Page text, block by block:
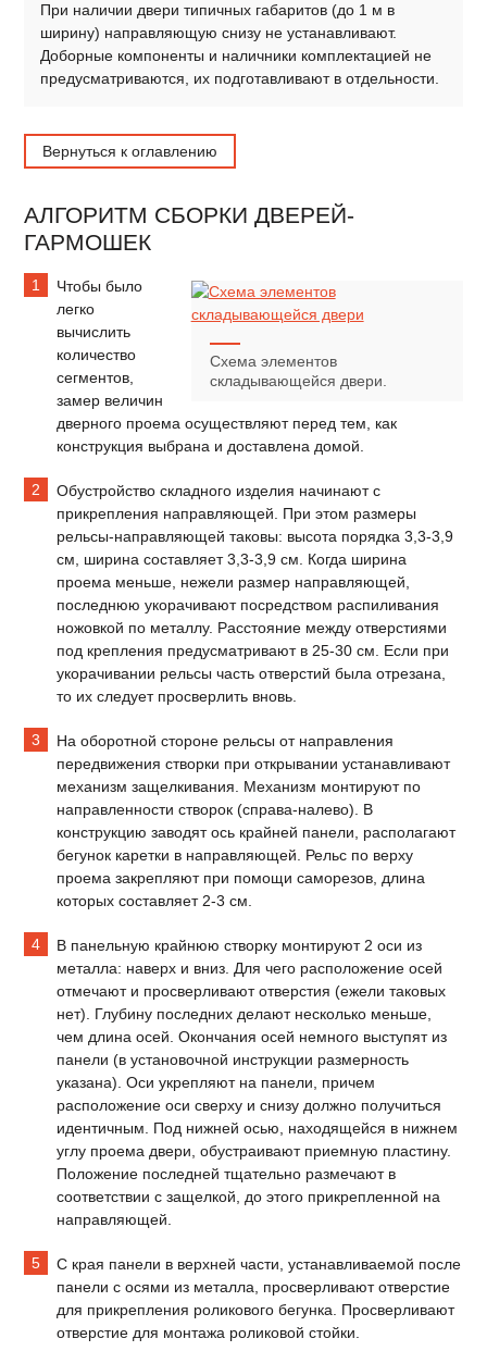
При наличии двери типичных габаритов (до 1 м в
ширину) направляющую снизу не устанавливают.
Доборные компоненты и наличники комплектацией не
предусматриваются, их подготавливают в отдельности.
Вернуться к оглавлению
АЛГОРИТМ СБОРКИ ДВЕРЕЙ-
ГАРМОШЕК
Схема элементов
складывающейся двери.
Чтобы было
легко
вычислить
количество
сегментов,
замер величин
дверного проема осуществляют перед тем, как
конструкция выбрана и доставлена домой.
Обустройство складного изделия начинают с
прикрепления направляющей. При этом размеры
рельсы-направляющей таковы: высота порядка 3,3-3,9
см, ширина составляет 3,3-3,9 см. Когда ширина
проема меньше, нежели размер направляющей,
последнюю укорачивают посредством распиливания
ножовкой по металлу. Расстояние между отверстиями
под крепления предусматривают в 25-30 см. Если при
укорачивании рельсы часть отверстий была отрезана,
то их следует просверлить вновь.
На оборотной стороне рельсы от направления
передвижения створки при открывании устанавливают
механизм защелкивания. Механизм монтируют по
направленности створок (справа-налево). В
конструкцию заводят ось крайней панели, располагают
бегунок каретки в направляющей. Рельс по верху
проема закрепляют при помощи саморезов, длина
которых составляет 2-3 см.
В панельную крайнюю створку монтируют 2 оси из
металла: наверх и вниз. Для чего расположение осей
отмечают и просверливают отверстия (ежели таковых
нет). Глубину последних делают несколько меньше,
чем длина осей. Окончания осей немного выступят из
панели (в установочной инструкции размерность
указана). Оси укрепляют на панели, причем
расположение оси сверху и снизу должно получиться
идентичным. Под нижней осью, находящейся в нижнем
углу проема двери, обустраивают приемную пластину.
Положение последней тщательно размечают в
соответствии с защелкой, до этого прикрепленной на
направляющей.
С края панели в верхней части, устанавливаемой после
панели с осями из металла, просверливают отверстие
для прикрепления роликового бегунка. Просверливают
отверстие для монтажа роликовой стойки.